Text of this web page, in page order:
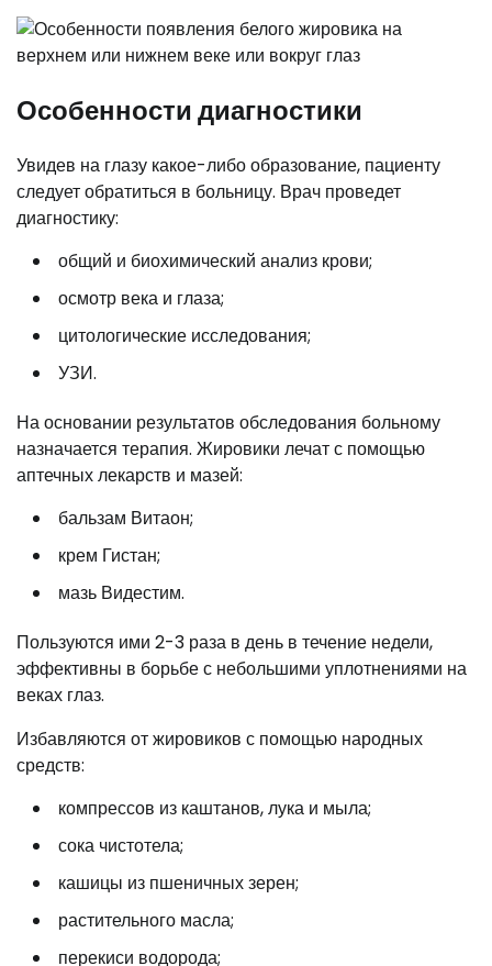
Особенности диагностики
Увидев на глазу какое-либо образование, пациенту
следует обратиться в больницу. Врач проведет
диагностику:
общий и биохимический анализ крови;
осмотр века и глаза;
цитологические исследования;
УЗИ.
На основании результатов обследования больному
назначается терапия. Жировики лечат с помощью
аптечных лекарств и мазей:
бальзам Витаон;
крем Гистан;
мазь Видестим.
Пользуются ими 2-3 раза в день в течение недели,
эффективны в борьбе с небольшими уплотнениями на
веках глаз.
Избавляются от жировиков с помощью народных
средств:
компрессов из каштанов, лука и мыла;
сока чистотела;
кашицы из пшеничных зерен;
растительного масла;
перекиси водорода;